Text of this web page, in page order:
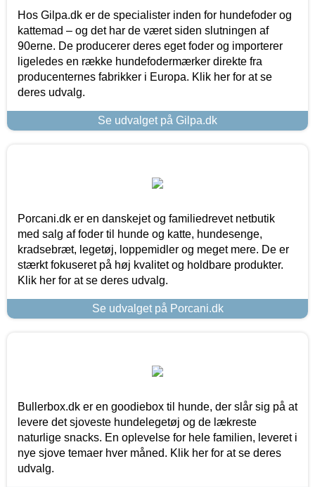
Hos Gilpa.dk er de specialister inden for hundefoder og
kattemad – og det har de været siden slutningen af
90erne. De producerer deres eget foder og importerer
ligeledes en række hundefodermærker direkte fra
producenternes fabrikker i Europa. Klik her for at se
deres udvalg.
Se udvalget på Gilpa.dk
Porcani.dk er en danskejet og familiedrevet netbutik
med salg af foder til hunde og katte, hundesenge,
kradsebræt, legetøj, loppemidler og meget mere. De er
stærkt fokuseret på høj kvalitet og holdbare produkter.
Klik her for at se deres udvalg.
Se udvalget på Porcani.dk
Bullerbox.dk er en goodiebox til hunde, der slår sig på at
levere det sjoveste hundelegetøj og de lækreste
naturlige snacks. En oplevelse for hele familien, leveret i
nye sjove temaer hver måned. Klik her for at se deres
udvalg.